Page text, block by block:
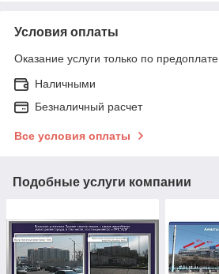
Условия оплаты
Оказание услуги только по предоплате.
Наличными
Безналичный расчет
Все условия оплаты
Подобные услуги компании